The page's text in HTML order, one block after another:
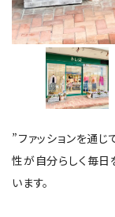
”ファッションを通
性が自分らしく毎日
います。